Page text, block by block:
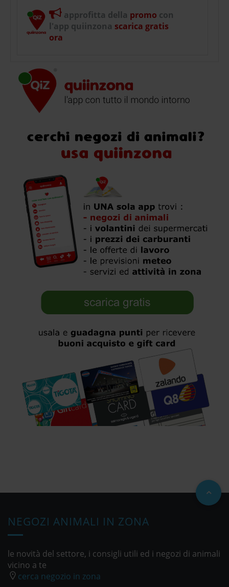
approfitta della promo con
l'app quiinzona scarica gratis
ora
NEGOZI ANIMALI IN ZONA
le novità del settore, i consigli utili ed i negozi di animali
vicino a te
cerca negozio in zona